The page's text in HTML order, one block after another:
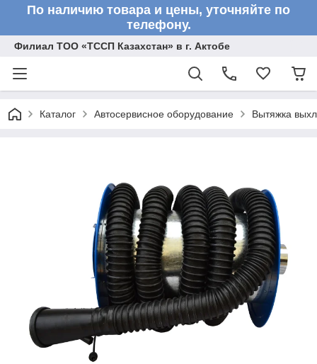
По наличию товара и цены, уточняйте по
телефону.
Филиал ТОО «ТССП Казахстан» в г. Актобе
Каталог Автосервисное оборудование Вытяжка